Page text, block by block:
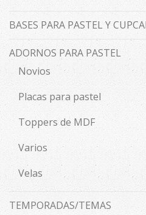
BASES PARA PASTEL Y
ADORNOS PARA PASTEL
Novios
Placas para pastel
Toppers de MDF
Varios
Velas
TEMPORADAS/TEMAS